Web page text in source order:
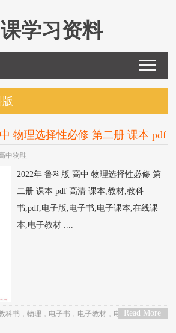
学习资料
物理选择性必修 第二册 课本 pdf
中物理
2022年 鲁科版 高中 物理选择性必修 第
二册 课本 pdf 高清 课本,教材,教科
书,pdf,电子版,电子书,电子课本,在线课
本,电子教材 ....
Read More
科书 ，物理 ， 电子书 ， 电子教材 ， 电子版， 电子